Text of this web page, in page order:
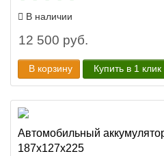
В наличии
12 500 руб.
В корзину Купить в 1 клик
Автомобильный
187x127x225